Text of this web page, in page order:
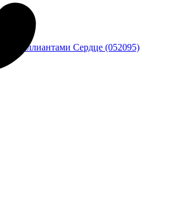
с бриллиантами Сердце (052095)